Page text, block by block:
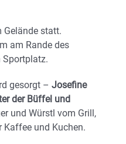
Gelände statt.
am Rande des
Sportplatz.
gesorgt – Josefine
der Büffel und
und Würstl vom Grill,
und Kuchen.